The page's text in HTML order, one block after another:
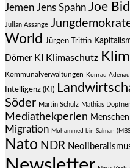
Jemen Jens Spahn Joe
Julian Assange
World Jürgen Trittin
Dörner KI Klimaschutz
Kommunalverwaltungen Konrad
Intelligenz (KI)
Söder Martin Schulz Mathias Döpfner
Mediathekperlen
Migration Mohammed bin Salman
Nato NDR